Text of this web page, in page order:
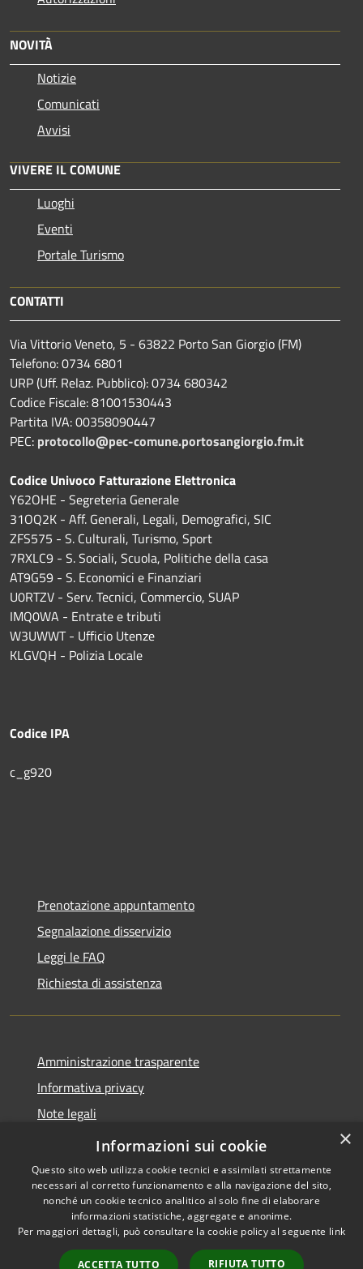
NOVITÀ
Notizie
Comunicati
Avvisi
VIVERE IL COMUNE
Luoghi
Eventi
Portale Turismo
CONTATTI
Via Vittorio Veneto, 5 - 63822 Porto San Giorgio (FM)
Telefono: 0734 6801
URP (Uff. Relaz. Pubblico): 0734 680342
Codice Fiscale: 81001530443
Partita IVA: 00358090447
PEC: protocollo@pec-comune.portosangiorgio.fm.it
Codice Univoco Fatturazione Elettronica
Y62OHE - Segreteria Generale
31OQ2K - Aff. Generali, Legali, Demografici, SIC
ZFS575 - S. Culturali, Turismo, Sport
7RXLC9 - S. Sociali, Scuola, Politiche della casa
AT9G59 - S. Economici e Finanziari
U0RTZV - Serv. Tecnici, Commercio, SUAP
IMQ0WA - Entrate e tributi
W3UWWT - Ufficio Utenze
KLGVQH - Polizia Locale
Codice IPA
c_g920
Prenotazione appuntamento
Segnalazione disservizio
Leggi le FAQ
Richiesta di assistenza
Amministrazione trasparente
Informativa privacy
Note legali
Dichiarazione di accessibilità
Accessibilità
Copyright © 2026 • Comune di
Porto San Giorgio • Powered by
Municipium• Accesso
×
Informazioni sui cookie
Questo sito web utilizza cookie tecnici e assimilati strettamente
necessari al corretto funzionamento e alla navigazione del sito,
nonché un cookie tecnico analitico al solo fine di elaborare
informazioni statistiche, aggregate e anonime.
Per maggiori dettagli, può consultare la cookie policy al seguente link
ACCETTA TUTTO RIFIUTA TUTTO